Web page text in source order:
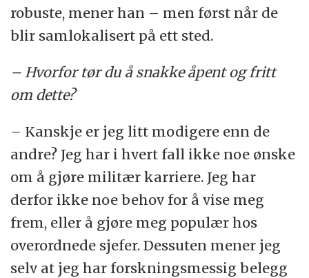
robuste, mener han – men først når de
blir samlokalisert på ett sted.
– Hvorfor tør du å snakke åpent og fritt
om dette?
– Kanskje er jeg litt modigere enn de
andre? Jeg har i hvert fall ikke noe ønske
om å gjøre militær karriere. Jeg har
derfor ikke noe behov for å vise meg
frem, eller å gjøre meg populær hos
overordnede sjefer. Dessuten mener jeg
selv at jeg har forskningsmessig belegg